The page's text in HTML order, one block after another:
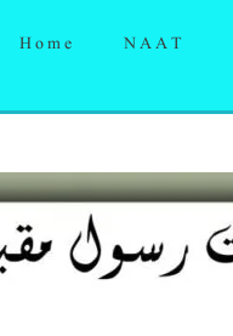
Home NAAT